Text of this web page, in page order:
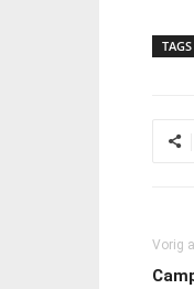
TAGS
Vorig